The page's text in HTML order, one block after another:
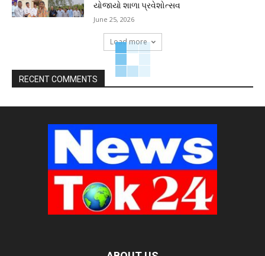
યોજાયો શાળા પ્રવેશોત્સવ
June 25, 2026
Load more
RECENT COMMENTS